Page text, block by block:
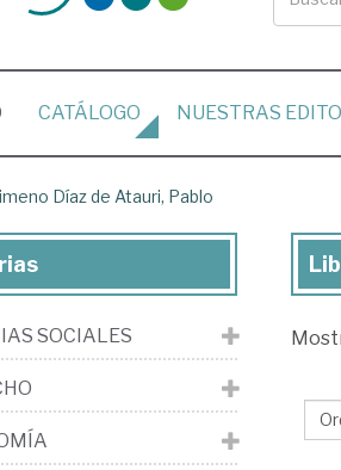
(CURRENT)
CATÁLOGO NUESTRAS
Díaz de Atauri, Pablo
de
SOCIALES